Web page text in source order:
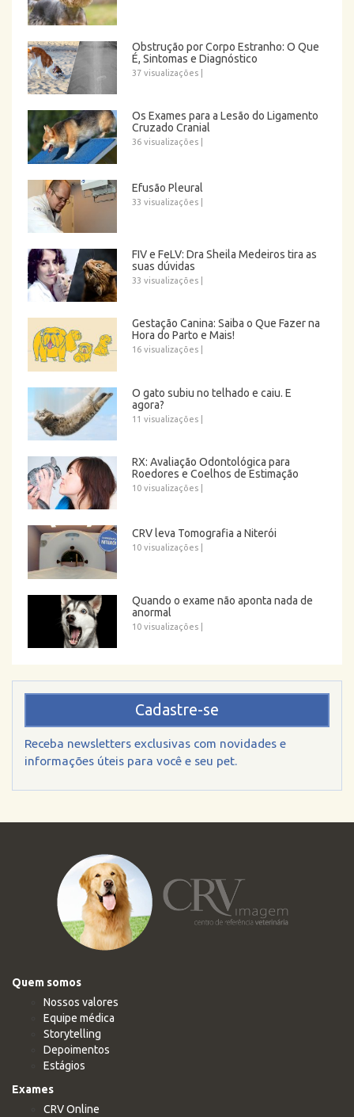
Obstrução por Corpo Estranho: O Que
É, Sintomas e Diagnóstico
37 visualizações
Os Exames para a Lesão do Ligamento
Cruzado Cranial
36 visualizações
Efusão Pleural
33 visualizações
FIV e FeLV: Dra Sheila Medeiros tira as
suas dúvidas
33 visualizações
Gestação Canina: Saiba o Que Fazer na
Hora do Parto e Mais!
16 visualizações
O gato subiu no telhado e caiu. E
agora?
11 visualizações
RX: Avaliação Odontológica para
Roedores e Coelhos de Estimação
10 visualizações
CRV leva Tomografia a Niterói
10 visualizações
Quando o exame não aponta nada de
anormal
10 visualizações
Cadastre-se
Receba newsletters exclusivas com novidades e
informações úteis para você e seu pet.
Quem somos
Nossos valores
Equipe médica
Storytelling
Depoimentos
Estágios
Exames
CRV Online